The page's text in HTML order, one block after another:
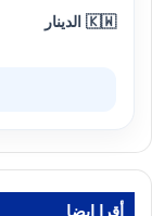
🇰🇼 الدينار
أقرا ايضا